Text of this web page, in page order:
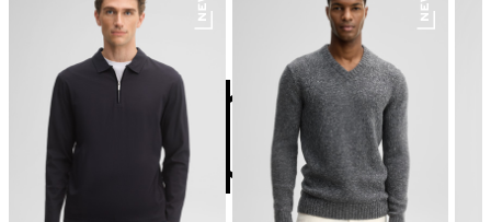
nicht bleichen
Deutschland
contact@strellson.com
Produzent
Strellson AG
Sonnenwiesenstrasse 21
Schweiz